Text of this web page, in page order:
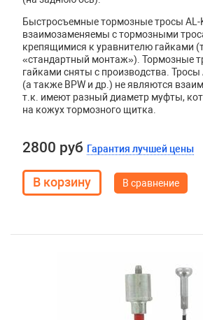
Быстросъемные тормозные тросы AL-
взаимозаменяемы с тормозными
крепящимися к уравнителю гайками
«стандартный монтаж»). Тормозные
гайками сняты с производства. Тросы
(а также BPWи др.) не являются
т.к. имеют разный диаметр муфты,
на кожух тормозного щитка.
2800 руб Гарантия лучшей цены
В сравнение